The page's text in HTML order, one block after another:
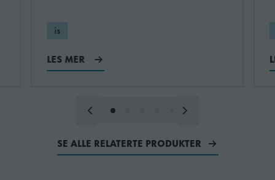
Isproduksjon
Kjølemiddeltype
KM-1100MAJ
is
LES MER
SE ALLE RELATERTE PRODUKTER